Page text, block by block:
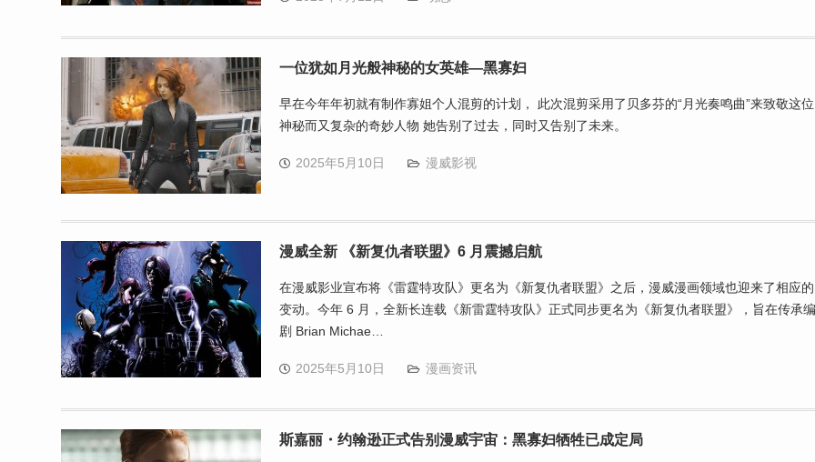
一位犹如月光般神秘的女英雄—黑寡妇
早在今年年初就有制作寡姐个人混剪的计划， 此次混剪采用了贝多芬的“月光奏鸣曲”来致敬这位
神秘而又复杂的奇妙人物 她告别了过去，同时又告别了未来。
2025年5月10日 漫威影视
漫威全新 《新复仇者联盟》6 月震撼启航
在漫威影业宣布将《雷霆特攻队》更名为《新复仇者联盟》之后，漫威漫画领域也迎来了相应的
变动。今年 6 月，全新长连载《新雷霆特攻队》正式同步更名为《新复仇者联盟》，旨在传承编
剧 Brian Michae…
2025年5月10日 漫画资讯
斯嘉丽・约翰逊正式告别漫威宇宙：黑寡妇牺牲已成定局